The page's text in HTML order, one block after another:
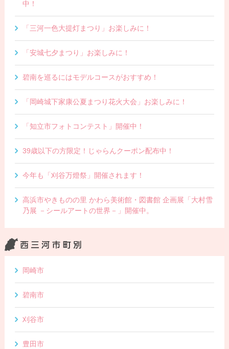
中！
「三河一色大提灯まつり」お楽しみに！
「安城七夕まつり」お楽しみに！
碧南を巡るにはモデルコースがおすすめ！
「岡崎城下家康公夏まつり花火大会」お楽しみに！
「知立市フォトコンテスト」開催中！
39歳以下の方限定！じゃらんクーポン配布中！
今年も「刈谷万燈祭」開催されます！
高浜市やきものの里 かわら美術館・図書館 企画展「大村雪
乃展 －シールアートの世界－」開催中。
岡崎市
碧南市
刈谷市
豊田市